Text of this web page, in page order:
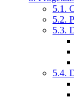
5.1.
5.2.
5.3.
5.4.